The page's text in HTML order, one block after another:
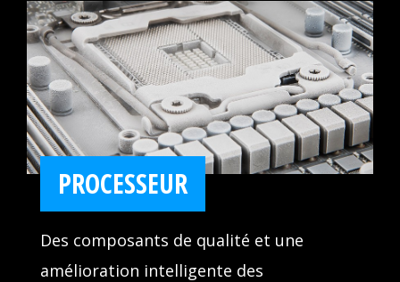
transferts de données ultrarapides,
allant jusqu'à 10 Gb/s.
PROCESSEUR
Des composants de qualité et une
amélioration intelligente des